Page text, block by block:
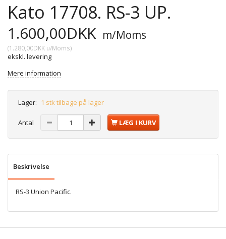
Kato 17708. RS-3 UP.
1.600,00DKK m/Moms
(1.280,00DKK u/Moms)
ekskl. levering
Mere information
Lager: 1 stk tilbage på lager
Antal LÆG I KURV
Beskrivelse
RS-3 Union Pacific.